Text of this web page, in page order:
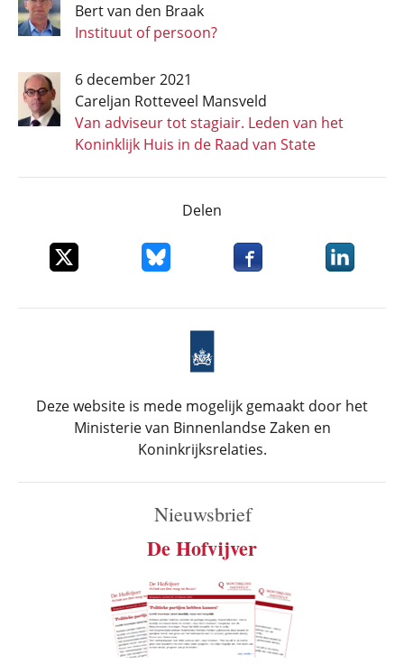
Bert van den Braak
Instituut of persoon?
6 december 2021
Careljan Rotteveel Mansveld
Van adviseur tot stagiair. Leden van het
Koninklijk Huis in de Raad van State
Delen
Deel dit item op XDeel dit item op Bluesky
Deel dit item opDeel dit
Deze website is mede mogelijk gemaakt door het
Ministerie van Binnenlandse Zaken en
Koninkrijksrelaties.
Nieuwsbrief
De Hofvijver